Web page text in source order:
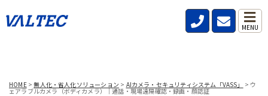
MENU
HOME>無人化・省人化ソリューション > AIカメラ・セキュリティシステム「VASS」 > ウ
ェアラブルカメラ（ボディカメラ）｜通話・現場遠隔確認・録画・顔認証